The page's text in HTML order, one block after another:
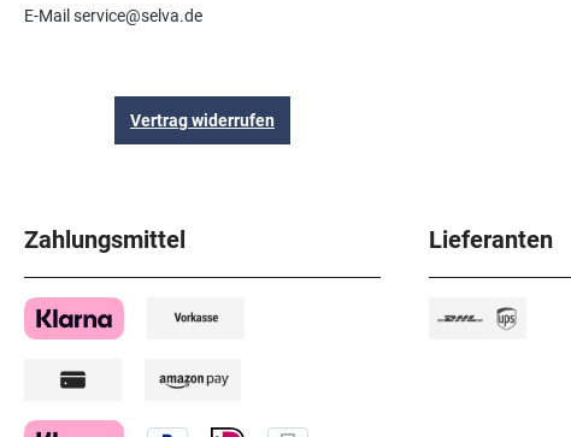
E-Mail service@selva.de
Vertrag widerrufen
Zahlungsmittel Lieferanten